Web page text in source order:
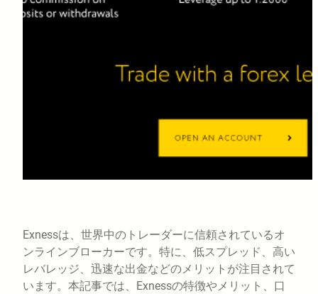
Exnessは、世界中のトレーダーに信頼されているオ
ンラインブローカーです。特に、低スプレッド、高い
レバレッジ、迅速な出金などのメリットが注目されて
います。本記事では、Exnessの特徴やメリット、口